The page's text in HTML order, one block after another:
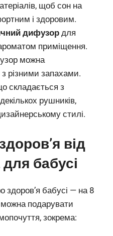
щоб сон на
і здоровим.
дифузор для
приміщення.
можна
різними запахами.
складається з
рушників,
стилі.
від
бабусі
здоров’я бабусі — на 8
можна подарувати
зокрема: